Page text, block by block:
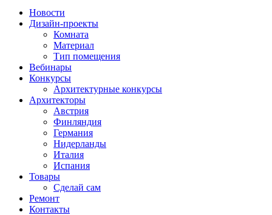
Новости
Дизайн-проекты
Комната
Материал
Тип помещения
Вебинары
Конкурсы
Архитектурные конкурсы
Архитекторы
Австрия
Финляндия
Германия
Нидерланды
Италия
Испания
Товары
Сделай сам
Ремонт
Контакты